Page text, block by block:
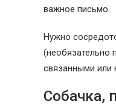
важное письмо.
Нужно
(необязательно
связанными или
Собачка,